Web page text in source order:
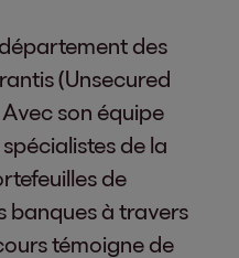
des
(Unsecured
son équipe
de la
de
banques à travers
témoigne de